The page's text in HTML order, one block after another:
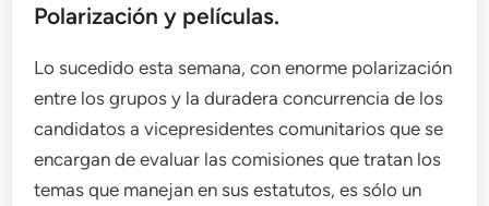
Polarización y películas.
Lo sucedido esta semana, con enorme polarización
entre los grupos y la duradera concurrencia de los
candidatos a vicepresidentes comunitarios que se
encargan de evaluar las comisiones que tratan los
temas que manejan en sus estatutos, es sólo un